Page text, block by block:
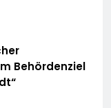
Behördenziel